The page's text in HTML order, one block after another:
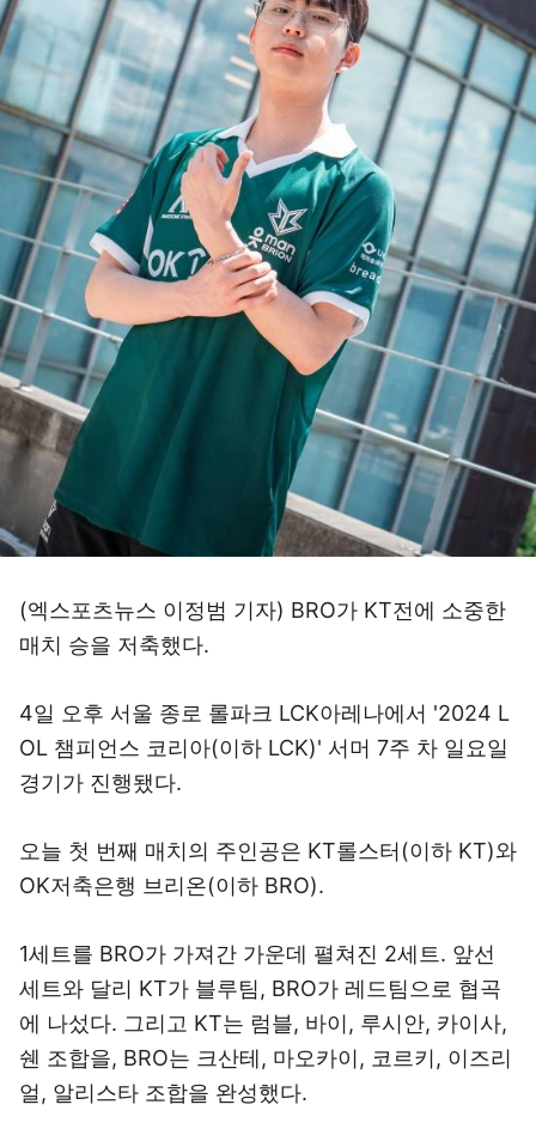
(엑스포츠뉴스 이정범 기자) BRO가 KT전에 소중한
매치 승을 저축했다.
4일 오후 서울 종로 롤파크 LCK아레나에서 '2024 L
OL 챔피언스 코리아(이하 LCK)' 서머 7주 차 일요일
경기가 진행됐다.
오늘 첫 번째 매치의 주인공은 KT롤스터(이하 KT)와
OK저축은행 브리온(이하 BRO).
1세트를 BRO가 가져간 가운데 펼쳐진 2세트. 앞선
세트와 달리 KT가 블루팀, BRO가 레드팀으로 협곡
에 나섰다. 그리고 KT는 럼블, 바이, 루시안, 카이사,
쉔 조합을, BRO는 크산테, 마오카이, 코르키, 이즈리
얼, 알리스타 조합을 완성했다.